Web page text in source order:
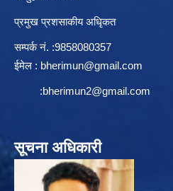
प्रमुख प्रशसाकीय अधिृकत
सम्पर्क न‌ं. :9858080357
ईमेल : bherimun@gmail.com
:bherimun2@gmail.com
सूचना अधिकारी